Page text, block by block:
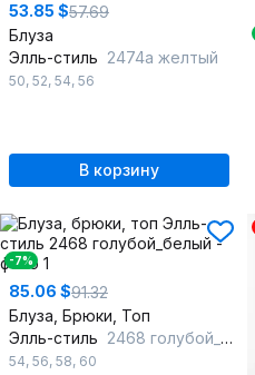
53.85 $57.69
Блуза
Элль-стиль 2474а желтый
50, 52, 54, 56
В корзину
-7%
85.06 $91.32
Блуза, Брюки, Топ
Элль-стиль 2468 голубой_белый
54, 56, 58, 60